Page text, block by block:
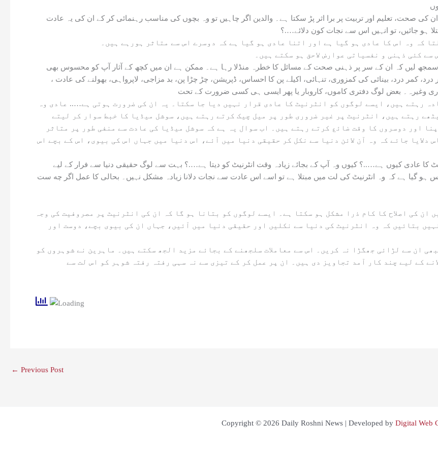
کی صحت، تعلیم اور تربیت پر برا اثر پڑ سکتا ہے۔ والدین اگر چاہیں تو وہ بچوں کی مناسب رہنمائی کر کے ان کی یہ عادت
ہو جائیں، تو انہیں اس سے نجات کون دلائے….؟
کہ وہ اس کا عادی ہو گیا ہے اور اتنا عادی ہو گیا ہے کہ دوسرے اس سے متاثر ہورہے ہیں۔
کئی ذہنی و نفسیاتی عوارض لاحق ہو سکتے ہیں۔
سمجھ لیں کہ ان کے سر پر ذہنی صحت کے مسائل کا خطرہ منڈلا رہا ہے۔ ممکن ہے ان میں کچھ کے آثار آپ کو محسوس بھی
کمر درد، بینائی کی کمزوری، تنہائی، اکیلے پن کا احساس، ڈپریشن، چڑ چڑا پن، بد مزاجی، لاپرواہی، بھولنے کی عادت ،
وغیرہ۔ بعض لوگ دفتری کاموں، کاروبار یا پھر ایسی ہی کسی ضرورت کے تحت
رہتے ہیں، ایسے لوگوں کو انٹرنیٹ کا عادی قرار نہیں دیا جا سکتا۔ یہ ان کی ضرورت ہوتی ہے….. عادی وہ
رہتے ہیں، انٹرنیٹ پر غیر ضروری طور پر میل چیک کرتے رہتے ہیں، سوشل میڈیا کا خبط سوار کر لیتے
اور دوسروں کا وقت ضائع کرتے رہتے ہیں۔ اب سوال یہ ہے کہ سوشل میڈیا کی عادت سے منفی طور پر متاثر
دلایا جائے کہ وہ آن لائن دنیا سے نکل کر حقیقی دنیا میں آئے، اس دنیا میں جہاں اس کی بیوی، اس کے بچے اس
عادی کیوں ہے…..؟ کیوں وہ آپ کے بجائے زیادہ وقت انٹرنیٹ کو دیتا ہے….؟ بہت سے لوگ حقیقی دنیا سے فرار کے لیے
ہو گیا ہے کہ وہ انٹرنیٹ کی لت میں مبتلا ہے تو اسے اس عادت سے نجات دلانا زیادہ مشکل نہیں۔ بحالی کا عمل اگر چه ست
کی اصلاح کا کام ذرا مشکل ہو سکتا ہے۔ ایسے لوگوں کو بتانا ہو گا کہ ان کی انٹرنیٹ پر مصروفیت کی وجہ
بتائیں کہ وہ انٹرنیٹ کی دنیا سے نکلیں اور حقیقی دنیا میں آئیں، جہاں ان کی بیوی بچے، دوست اور
ان سے لڑائی جھگڑا نہ کریں۔ اس سے معاملات سلجھنے کے بجائے مزید الجھ سکتے ہیں۔ ماہرین نے شوہروں کو
کے لیے چند کار آمد تجاویز دی ہیں۔ ان پر عمل کر کے تیزی سے نہ سہی رفتہ رفتہ شوہر کو اس لت سے
← Previous Post
Copyright © 2026 Daily Roshni News | Developed by Digital Web